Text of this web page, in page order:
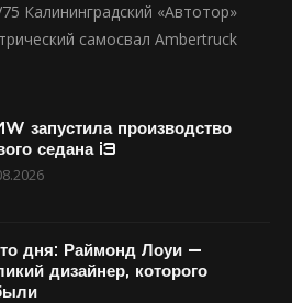
Калининградский «Автотор»
самосвал Ambertruck
запустила производство
седана i3
дня: Раймонд Лоуи —
дизайнер, которого